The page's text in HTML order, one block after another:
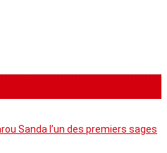
Sanda l’un des premiers sages